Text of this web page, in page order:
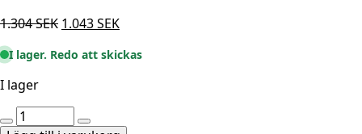
1.304SEK Det
priset
1.043SEKDet
priset
I lager. Redo att skickas
I lager
Köks